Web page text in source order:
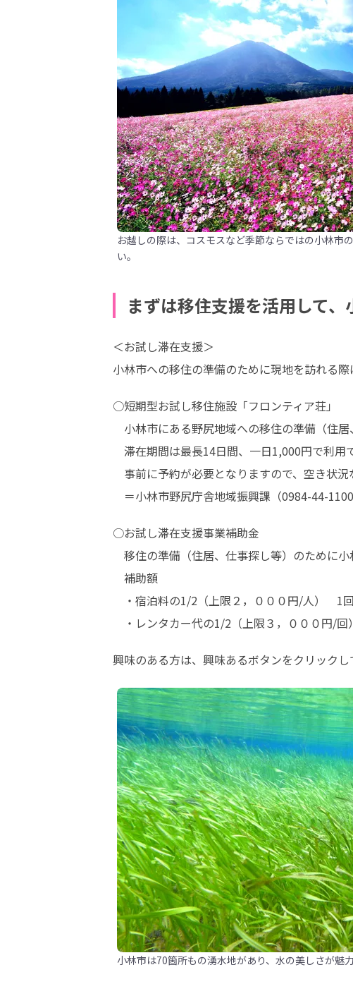
お越しの際は、コスモスなど季節ならではの小林市
い。
まずは移住支援を活用して
＜お試し滞在支援＞
小林市への移住の準備のために現地を訪れる際
○短期型お試し移住施設「フロンティア荘」
小林市にある野尻地域への移住の準備（住居
滞在期間は最長14日間、一日1,000円で利用
事前に予約が必要となりますので、空き状況
＝小林市野尻庁舎地域振興課（0984-44-1100
○お試し滞在支援事業補助金
移住の準備（住居、仕事探し等）のために
補助額
・宿泊料の1/2（上限２，０００円/人）　1
・レンタカー代の1/2（上限３，０００円/
興味のある方は、興味あるボタンをクリックし
小林市は70箇所もの湧水地があり、水の美しさが魅力